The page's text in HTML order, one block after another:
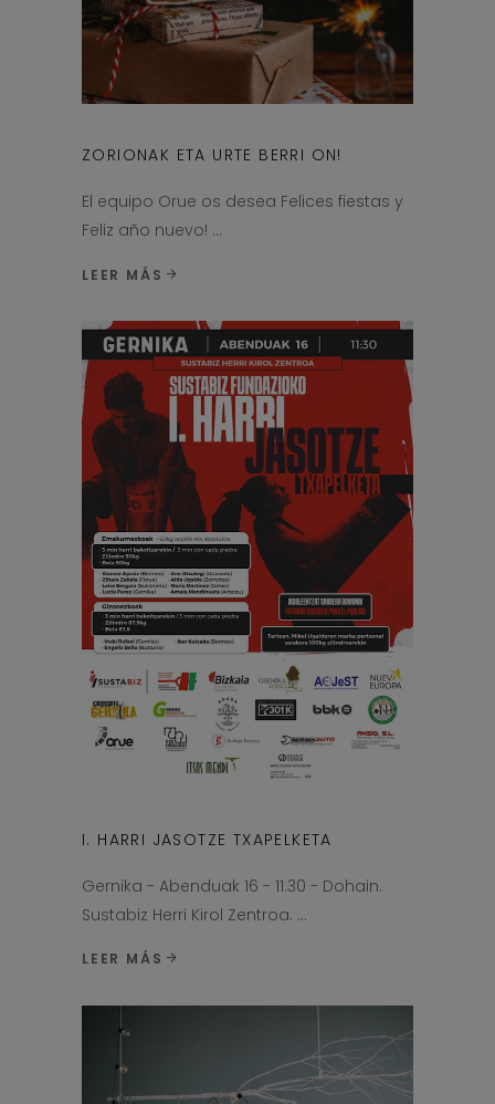
ZORIONAK ETA URTE BERRI ON!
El equipo Orue os desea Felices fiestas y
Feliz año nuevo!
LEER MÁS
I. HARRI JASOTZE TXAPELKETA
Gernika - Abenduak 16 - 11.30 - Dohain.
Sustabiz Herri Kirol Zentroa.
LEER MÁS